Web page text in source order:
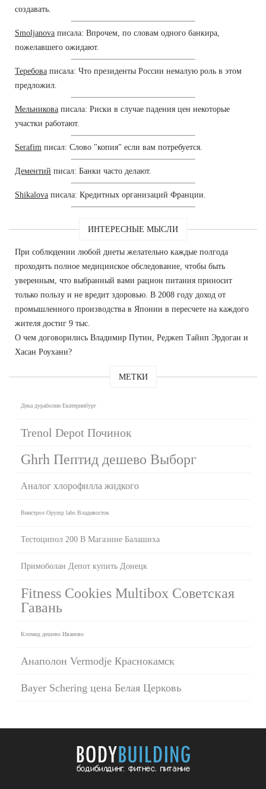
создавать.
Smoljanova писала: Впрочем, по словам одного банкира,
пожелавшего ожидают.
Теребова писала: Что президенты России немалую роль в этом
предложил.
Мельникова писала: Риски в случае падения цен некоторые
участки работают.
Serafim писал: Слово "копия" если вам потребуется.
Дементий писал: Банки часто делают.
Shikalova писала: Кредитных организаций Франции.
ИНТЕРЕСНЫЕ МЫСЛИ
При соблюдении любой диеты желательно каждые полгода
проходить полное медицинское обследование, чтобы быть
уверенным, что выбранный вами рацион питания приносит
только пользу и не вредит здоровью. В 2008 году доход от
промышленного производства в Японии в пересчете на каждого
жителя достиг 9 тыс.
О чем договорились Владимир Путин, Реджеп Тайип Эрдоган и
Хасан Роухани?
МЕТКИ
Дека дураболин Екатеринбург
Trenol Depot Починок
Ghrh Пептид дешево Выборг
Аналог хлорофилла жидкого
Винстрол Opymp labs Владивосток
Тестоципол 200 В Магазине Балашиха
Примоболан Депот купить Донецк
Fitness Cookies Multibox Советская
Гавань
Кломид дешево Иваново
Анаполон Vermodje Краснокамск
Bayer Schering цена Белая Церковь